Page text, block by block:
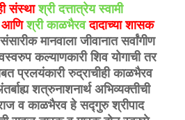
संस्थाश्री दत्तात्रेय स्वामी
आणिश्री काळभैरवदादाच्या शासक
संसारीक मानवाला जीवानात सर्वांगीण
कल्याणकारी शिव योगाची तर
प्रलयंकारी रुद्राचीही काळभैरव
शत्रुनाशनार्थ अभिव्यक्तीची
व काळभैरव हे सद्गुरु श्रीपाद